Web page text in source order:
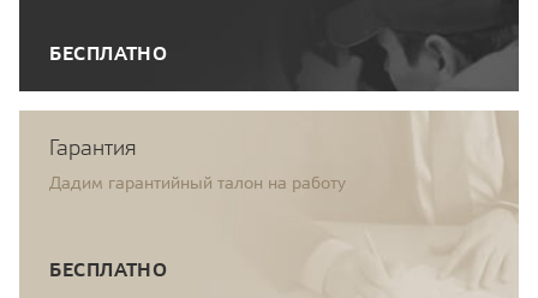
БЕСПЛАТНО
Гарантия
Дадим гарантийный талон на работу
БЕСПЛАТНО